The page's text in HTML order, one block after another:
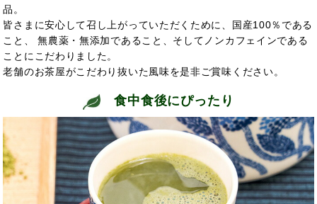
品。
皆さまに安心して召し上がっていただくために、国産100％である
こと、 無農薬・無添加であること、そしてノンカフェインである
ことにこだわりました。
老舗のお茶屋がこだわり抜いた風味を是非ご賞味ください。
食中食後にぴったり